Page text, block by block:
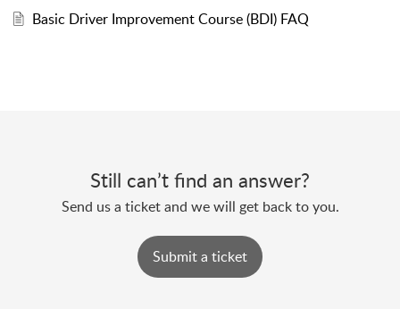
Basic Driver Improvement Course (BDI) FAQ
Still can’t find an answer?
Send us a ticket and we will get back to you.
Submit a ticket